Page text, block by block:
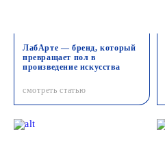
ЛабАрте — бренд, который
превращает пол в
произведение искусства
смотреть статью